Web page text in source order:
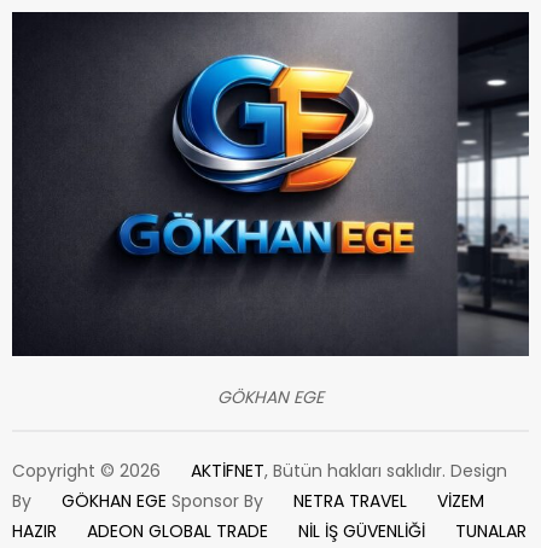
GÖKHAN EGE
Copyright © 2026 AKTİFNET, Bütün hakları saklıdır. Design
By
GÖKHAN EGE Sponsor By NETRA TRAVEL
VİZEM
HAZIR
ADEON GLOBAL TRADE NİL İŞ GÜVENLİĞİ
TUNALAR